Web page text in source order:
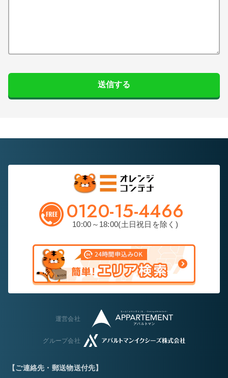
送信する
0120-15-4466
10:00～18:00(土日祝日を除く)
運営会社
グループ会社
【ご連絡先・郵送物送付先】